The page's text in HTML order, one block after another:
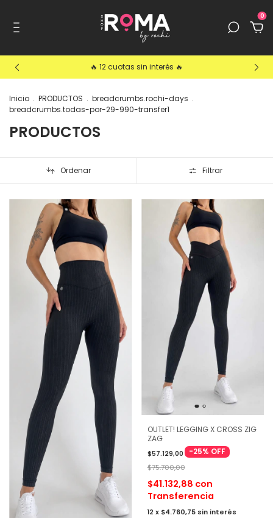
0
🔥 12 cuotas sin interés 🔥
Inicio . PRODUCTOS . breadcrumbs.rochi-days .
breadcrumbs.todas-por-29-990-transfer1
PRODUCTOS
Ordenar Filtrar
OUTLET! LEGGING X CROSS ZIG
ZAG
$57.129,00 -25% OFF
$75.700,00
$41.132,88 con
Transferencia
12 x $4.760,75 sin interés